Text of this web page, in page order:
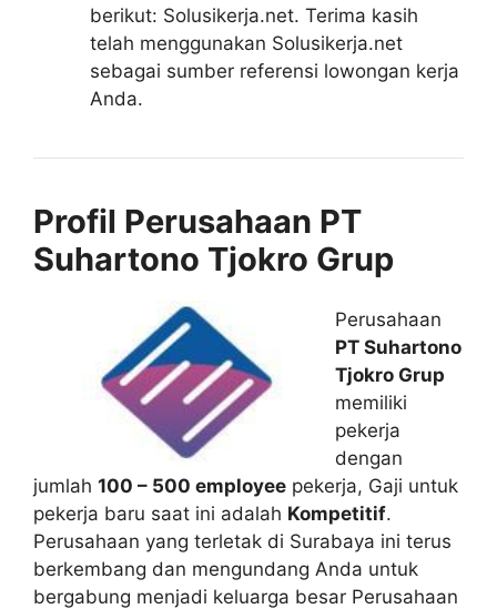
berikut: Solusikerja.net. Terima kasih
telah menggunakan Solusikerja.net
sebagai sumber referensi lowongan kerja
Anda.
Profil Perusahaan PT
Suhartono Tjokro Grup
Perusahaan
PT Suhartono
Tjokro Grup
memiliki
pekerja
dengan
jumlah 100 – 500 employee pekerja, Gaji untuk
pekerja baru saat ini adalah Kompetitif.
Perusahaan yang terletak di Surabaya ini terus
berkembang dan mengundang Anda untuk
bergabung menjadi keluarga besar Perusahaan